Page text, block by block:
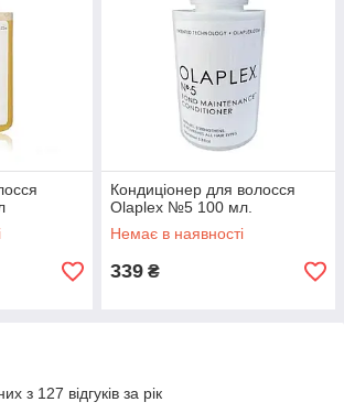
Кондиціонер для волосся
Olaplex №5 100 мл.
Немає в наявності
339 ₴
з 127 відгуків за рік